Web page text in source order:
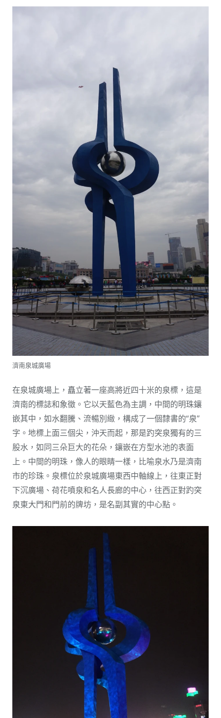
濟南泉城廣場
在泉城廣場上，矗立著一座高將近四十米的泉標，這是
濟南的標誌和象徵。它以天藍色為主調，中間的明珠鑲
嵌其中，如水翻騰、流暢別緻，構成了一個隸書的“泉”
字。地標上面三個尖，沖天而起，那是趵突泉獨有的三
股水，如同三朵巨大的花朵，鑲嵌在方型水池的表面
上。中間的明珠，像人的眼睛一樣，比喻泉水乃是濟南
市的珍珠。泉標位於泉城廣場東西中軸線上，往東正對
下沉廣場、荷花噴泉和名人長廊的中心，往西正對趵突
泉東大門和門前的牌坊，是名副其實的中心點。